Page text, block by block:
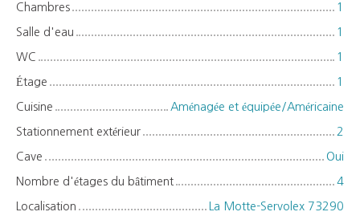
Chambres 1
Salle d'eau 1
WC 1
Étage 1
Cuisine Aménagée et équipée/Américaine
Stationnement extérieur 2
Cave Oui
Nombre d'étages du bâtiment 4
Localisation La Motte-Servolex 73290